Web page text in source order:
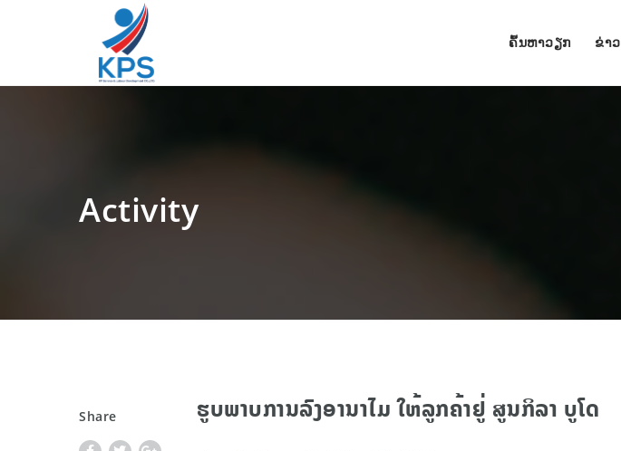
ຄົ້ນຫາວຽກ ຂ່າວ
Activity
Share ຮູບພາບການລົງອານາໄມ ໃຫ້ລູກຄ້າຢູ່ ສູນກິລາ ບູໂດ